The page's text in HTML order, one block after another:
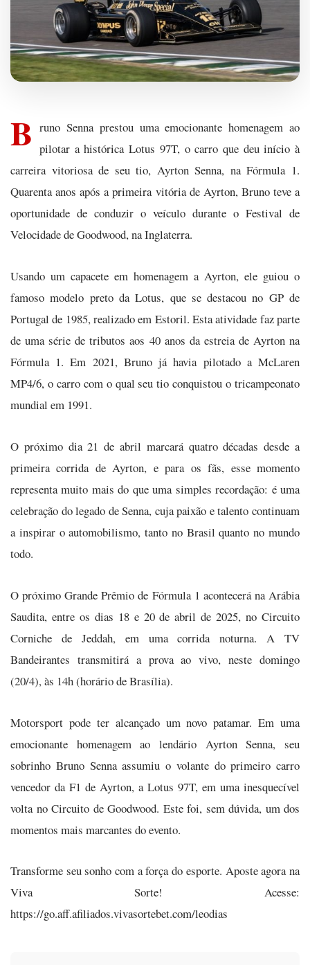
B runo Senna prestou uma emocionante homenagem ao
pilotar a histórica Lotus 97T, o carro que deu início à
carreira vitoriosa de seu tio, Ayrton Senna, na Fórmula 1.
Quarenta anos após a primeira vitória de Ayrton, Bruno teve a
oportunidade de conduzir o veículo durante o Festival de
Velocidade de Goodwood, na Inglaterra.
Usando um capacete em homenagem a Ayrton, ele guiou o
famoso modelo preto da Lotus, que se destacou no GP de
Portugal de 1985, realizado em Estoril. Esta atividade faz parte
de uma série de tributos aos 40 anos da estreia de Ayrton na
Fórmula 1. Em 2021, Bruno já havia pilotado a McLaren
MP4/6, o carro com o qual seu tio conquistou o tricampeonato
mundial em 1991.
O próximo dia 21 de abril marcará quatro décadas desde a
primeira corrida de Ayrton, e para os fãs, esse momento
representa muito mais do que uma simples recordação: é uma
celebração do legado de Senna, cuja paixão e talento continuam
a inspirar o automobilismo, tanto no Brasil quanto no mundo
todo.
O próximo Grande Prêmio de Fórmula 1 acontecerá na Arábia
Saudita, entre os dias 18 e 20 de abril de 2025, no Circuito
Corniche de Jeddah, em uma corrida noturna. A TV
Bandeirantes transmitirá a prova ao vivo, neste domingo
(20/4), às 14h (horário de Brasília).
Motorsport pode ter alcançado um novo patamar. Em uma
emocionante homenagem ao lendário Ayrton Senna, seu
sobrinho Bruno Senna assumiu o volante do primeiro carro
vencedor da F1 de Ayrton, a Lotus 97T, em uma inesquecível
volta no Circuito de Goodwood. Este foi, sem dúvida, um dos
momentos mais marcantes do evento.
Transforme seu sonho com a força do esporte. Aposte agora na
Viva Sorte! Acesse:
https://go.aff.afiliados.vivasortebet.com/leodias